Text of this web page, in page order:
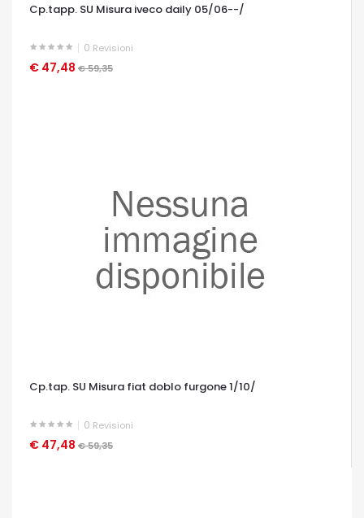
Cp.tapp. SU Misura iveco daily 05/06--/
0 Revisioni
€ 47,48 € 59,35
OCCHIATA VELOCE
Cp.tap. SU Misura fiat doblo furgone 1/10/
0 Revisioni
€ 47,48 € 59,35
OCCHIATA VELOCE